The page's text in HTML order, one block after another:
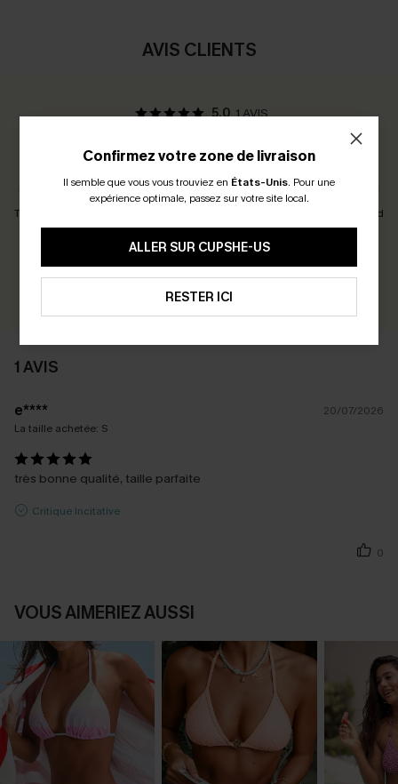
AVIS CLIENTS
5.0 1 AVIS
Avis des Clients:Taille Juste
Taille Petit Taille Grand
Gagnez 30+ points pour chaque avis que vous laissez !
1 AVIS
e****
20/07/2026
La taille achetée: S
très bonne qualité, taille parfaite
Critique Incitative
0
VOUS AIMERIEZ AUSSI
Confirmez votre zone de livraison
Il semble que vous vous trouviez en États-Unis. Pour une
expérience optimale, passez sur votre site local.
ALLER SUR CUPSHE-US
RESTER ICI